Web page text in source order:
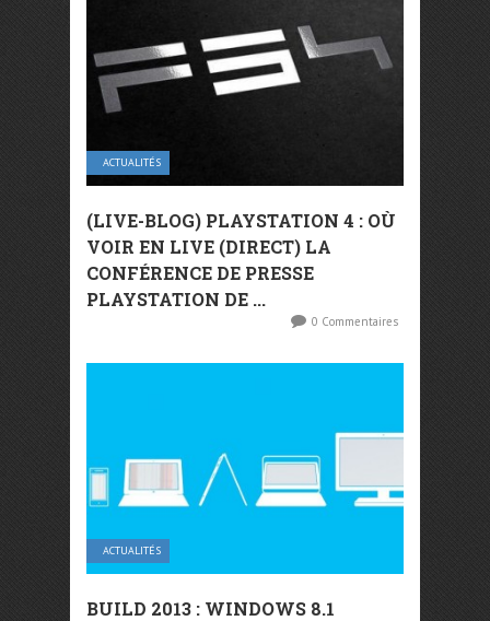
ACTUALITÉS
(LIVE-BLOG) PLAYSTATION 4 : OÙ
VOIR EN LIVE (DIRECT) LA
CONFÉRENCE DE PRESSE
PLAYSTATION DE ...
0 Commentaires
ACTUALITÉS
BUILD 2013 : WINDOWS 8.1